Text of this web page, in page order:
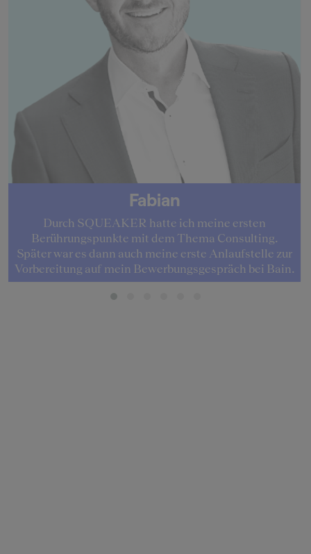
Fabian
Durch SQUEAKER hatte ich meine ersten
Berührungspunkte mit dem Thema Consulting.
Später war es dann auch meine erste Anlaufstelle zur
Vorbereitung auf mein Bewerbungsgespräch bei Bain.